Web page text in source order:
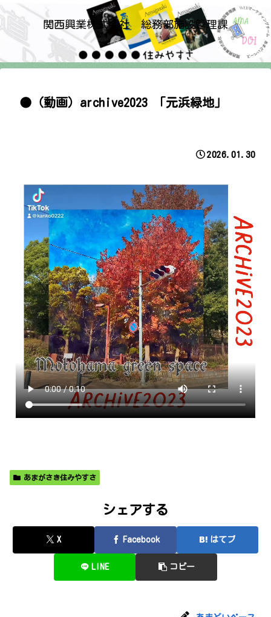
関西興業株式会社 総務部施設管理課
●（動画）archive2023 「元浜緑地」
2026.01.30
あまがさき住みやすさ
シェアする
X Facebook はてブ
LINE コピー